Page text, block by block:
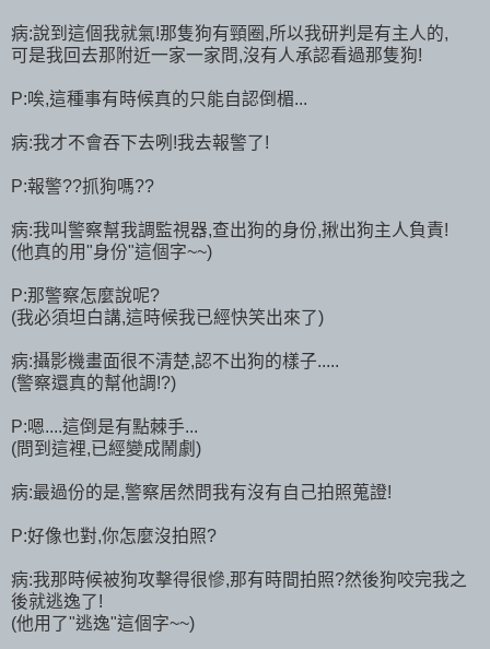
病:說到這個我就氣!那隻狗有頸圈,所以我研判是有主人的,
可是我回去那附近一家一家問,沒有人承認看過那隻狗!
P:唉,這種事有時候真的只能自認倒楣...
病:我才不會吞下去咧!我去報警了!
P:報警??抓狗嗎??
病:我叫警察幫我調監視器,查出狗的身份,揪出狗主人負責!
(他真的用"身份"這個字~~)
P:那警察怎麼說呢?
(我必須坦白講,這時候我已經快笑出來了)
病:攝影機畫面很不清楚,認不出狗的樣子.....
(警察還真的幫他調!?)
P:嗯....這倒是有點棘手...
(問到這裡,已經變成鬧劇)
病:最過份的是,警察居然問我有沒有自己拍照蒐證!
P:好像也對,你怎麼沒拍照?
病:我那時候被狗攻擊得很慘,那有時間拍照?然後狗咬完我之
後就逃逸了!
(他用了"逃逸"這個字~~)